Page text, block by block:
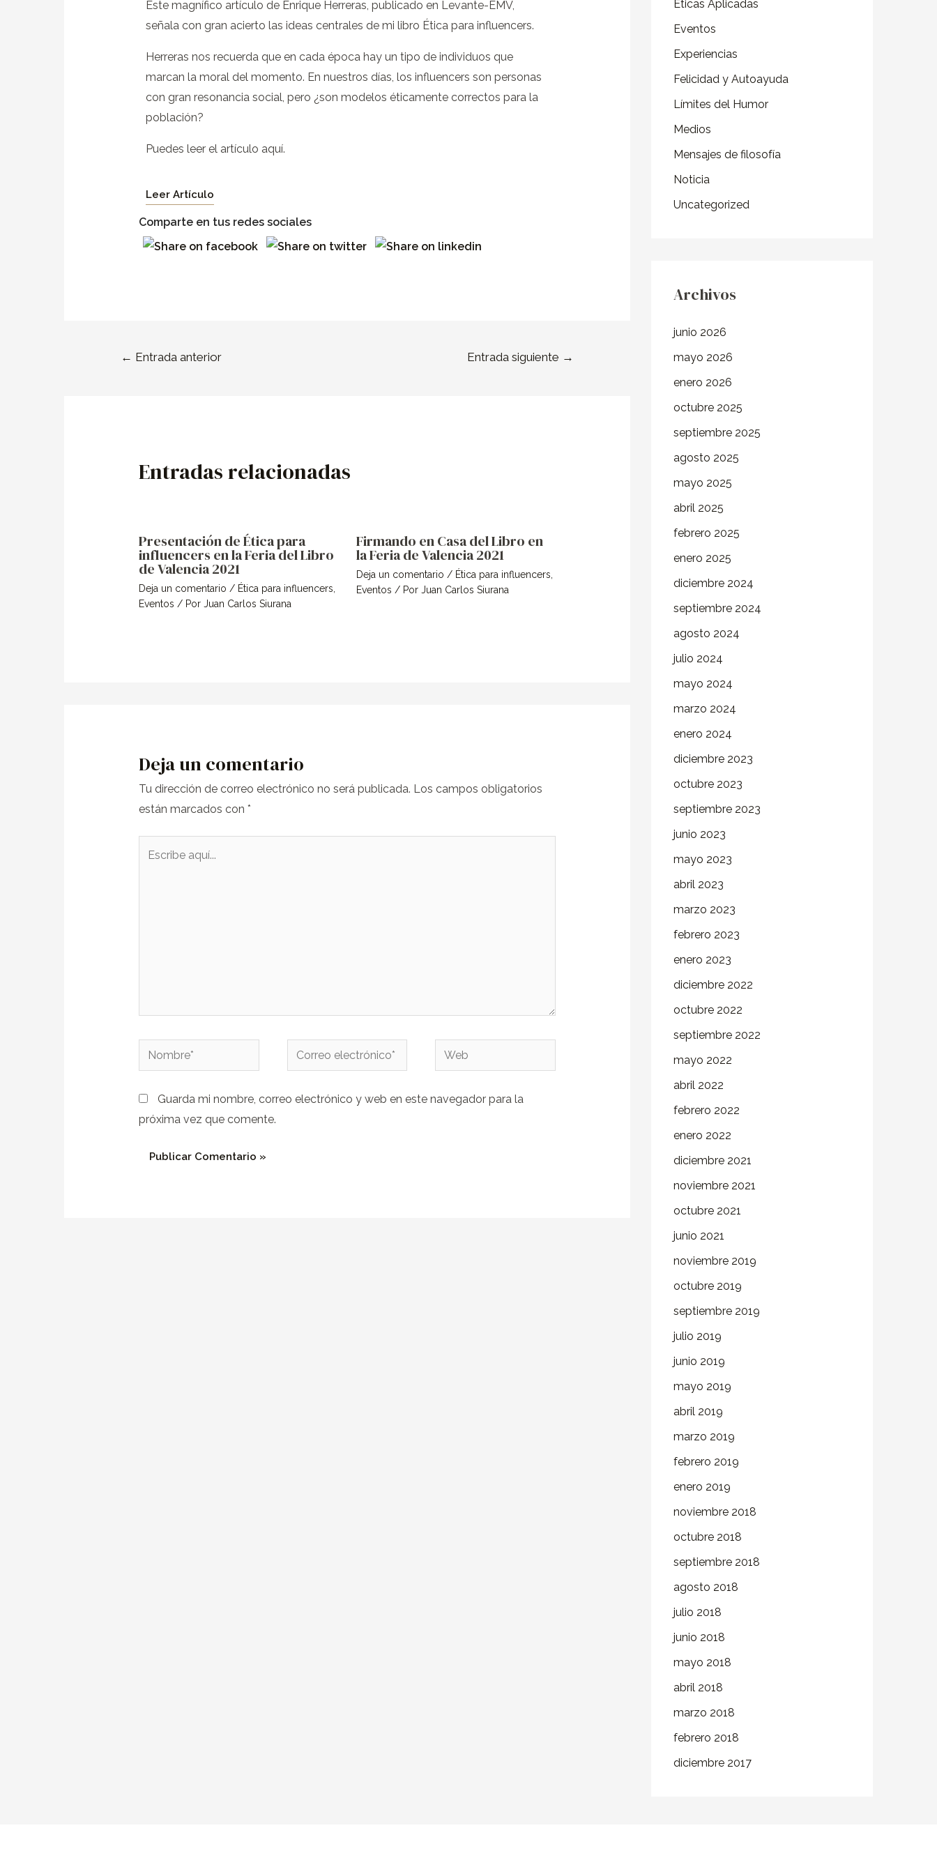
Este magnífico artículo de Enrique Herreras, publicado en Levante-EMV,
señala con gran acierto las ideas centrales de mi libro Ética para influencers.
Herreras nos recuerda que en cada época hay un tipo de individuos que
marcan la moral del momento. En nuestros días, los influencers son personas
con gran resonancia social, pero ¿son modelos éticamente correctos para la
población?
Puedes leer el artículo aquí.
Leer Artículo
Comparte en tus redes sociales
← Entrada anterior Entrada siguiente →
Entradas relacionadas
Presentación de Ética para
influencers en la Feria del Libro
de Valencia 2021
Deja un comentario / Ética para influencers
Eventos / Por Juan Carlos Siurana
Firmando en Casa del Libro en
la Feria de Valencia 2021
Deja un comentario / Ética para influencers
Eventos / Por Juan Carlos Siurana
Deja un comentario
Tu dirección de correo electrónico no será publicada. Los campos obligatorios
están marcados con *
Nombre*
Correo
electrónico*
Web
Guarda mi nombre, correo electrónico y web en este navegador para la
próxima vez que comente.
o
r
:
Éticas Aplicadas
Eventos
Experiencias
Felicidad y Autoayuda
Límites del Humor
Medios
Mensajes de filosofía
Noticia
Uncategorized
Archivos
junio 2026
mayo 2026
enero 2026
octubre 2025
septiembre 2025
agosto 2025
mayo 2025
abril 2025
febrero 2025
enero 2025
diciembre 2024
septiembre 2024
agosto 2024
julio 2024
mayo 2024
marzo 2024
enero 2024
diciembre 2023
octubre 2023
septiembre 2023
junio 2023
mayo 2023
abril 2023
marzo 2023
febrero 2023
enero 2023
diciembre 2022
octubre 2022
septiembre 2022
mayo 2022
abril 2022
febrero 2022
enero 2022
diciembre 2021
noviembre 2021
octubre 2021
junio 2021
noviembre 2019
octubre 2019
septiembre 2019
julio 2019
junio 2019
mayo 2019
abril 2019
marzo 2019
febrero 2019
enero 2019
noviembre 2018
octubre 2018
septiembre 2018
agosto 2018
julio 2018
junio 2018
mayo 2018
abril 2018
marzo 2018
febrero 2018
diciembre 2017